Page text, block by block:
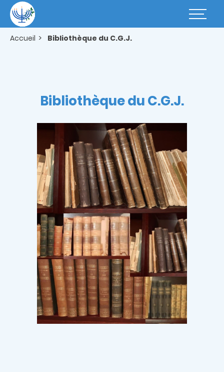
contenu
principal
Basculer
Accueil Bibliothèque du C.G.J.
Bibliothèque du C.G.J.